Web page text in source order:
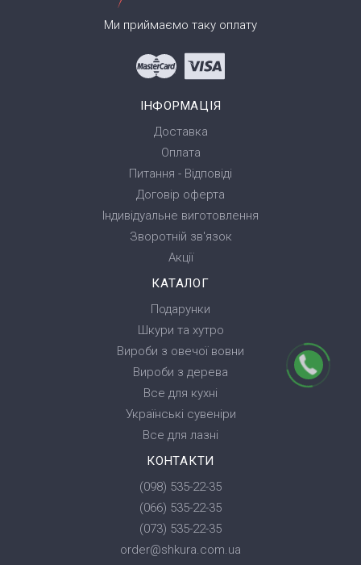
Ми приймаємо таку оплату
ІНФОРМАЦІЯ
Доставка
Оплата
Питання - Відповіді
Договір оферта
Індивідуальне виготовлення
Зворотній зв'язок
Акції
КАТАЛОГ
Подарунки
Шкури та хутро
Вироби з овечої вовни
Вироби з дерева
Все для кухні
Українські сувеніри
Все для лазні
КОНТАКТИ
(098) 535-22-35
(066) 535-22-35
(073) 535-22-35
order@shkura.com.ua